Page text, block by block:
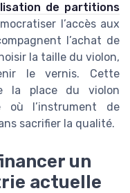
de partitions
l’accès aux
l’achat de
la taille du violon,
le vernis. Cette
la place du violon
où l’instrument de
sacrifier la qualité.
un
actuelle